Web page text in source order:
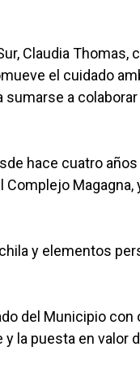
Claudia
el cuidado
sumarse a
hace cuatro
y elementos
del Municipio
la puesta en valor